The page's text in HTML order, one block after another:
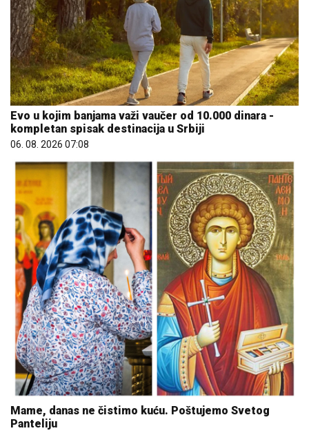
Evo u kojim banjama važi vaučer od 10.000 dinara -
kompletan spisak destinacija u Srbiji
06. 08. 2026 07:08
Mame, danas ne čistimo kuću. Poštujemo Svetog
Panteliju